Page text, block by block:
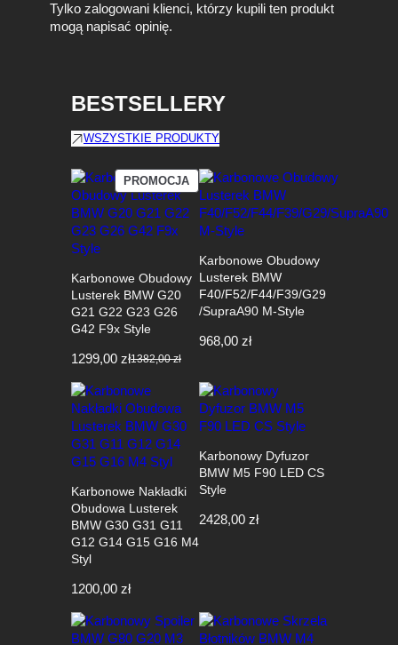
Tylko zalogowani klienci, którzy kupili ten produkt
mogą napisać opinię.
BESTSELLERY
WSZYSTKIE PRODUKTY
PROMOCJAPRODUKT
W
PROMOCJI
Karbonowe Obudowy
Lusterek BMW G20
G21 G22 G23 G26
G42 F9x Style
1382,00zł
Pierwotna
cena
wynosiła:
1382,00 zł.
1299,00 zł
Aktualna
cena
wynosi:
1299,00 zł.
Karbonowe Obudowy
Lusterek BMW
F40/F52/F44/F39/G29
/SupraA90 M-Style
968,00 zł
Karbonowe Nakładki
Obudowa Lusterek
BMW G30 G31 G11
G12 G14 G15 G16 M4
Styl
1200,00 zł
Karbonowy Dyfuzor
BMW M5 F90 LED CS
Style
2428,00 zł